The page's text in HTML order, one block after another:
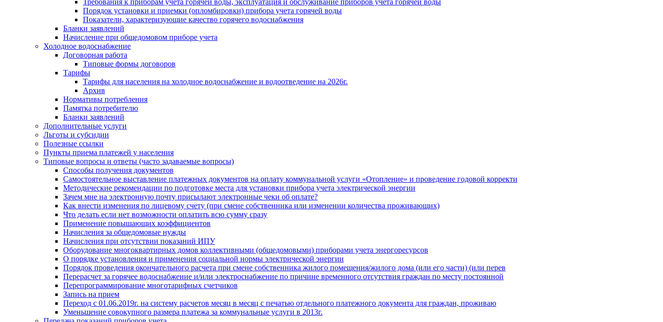
Требования к приборам учета горячей воды, эксплуатация и обслуживание приборов учета горячей воды
Порядок установки и приемки (опломбировки) прибора учета горячей воды
Показатели, характеризующие качество горячего водоснабжения
Бланки заявлений
Начисление при общедомовом приборе учета
Холодное водоснабжение
Договорная работа
Типовые формы договоров
Тарифы
Тарифы для населения на холодное водоснабжение и водоотведение на 2026г.
Архив
Нормативы потребления
Памятка потребителю
Бланки заявлений
Дополнительные услуги
Льготы и субсидии
Полезные ссылки
Пункты приема платежей у населения
Типовые вопросы и ответы (часто задаваемые вопросы)
Способы получения документов
Самостоятельное выставление платежных документов на оплату коммунальной услуги «Отопление» и проведение годовой корректи
Методические рекомендации по подготовке места для установки прибора учета электрической энергии
Зачем мне на электронную почту присылают электронные чеки об оплате?
Как внести изменения по лицевому счету (при смене собственника или изменении количества проживающих)
Что делать если нет возможности оплатить всю сумму сразу
Применение повышающих коэффициентов
Начисления за общедомовые нужды
Начисления при отсутствии показаний ИПУ
Оборудование многоквартирных домов коллективными (общедомовыми) приборами учета энергоресурсов
О порядке установления и применения социальной нормы электрической энергии
Порядок проведения окончательного расчета при смене собственника жилого помещения/жилого дома (или его части) (или перев
Перерасчет за горячее водоснабжение и/или электроснабжение по причине временного отсутствия граждан по месту постоянной
Перепрограммирование многотарифных счетчиков
Запись на прием
Переход с 01.06.2019г. на систему расчетов месяц в месяц с печатью отдельного платежного документа для граждан, проживаю
Уменьшение совокупного размера платежа за коммунальные услуги в 2013г.